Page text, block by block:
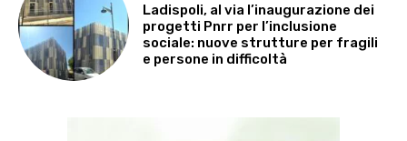
Ladispoli, al via l’inaugurazione dei
progetti Pnrr per l’inclusione
sociale: nuove strutture per fragili
e persone in difficoltà